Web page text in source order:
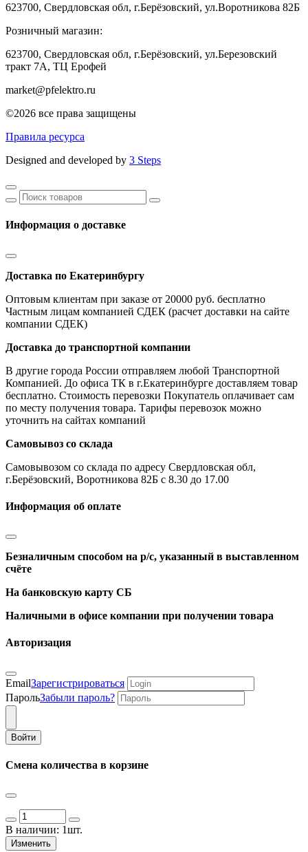
623700, Свердловская обл, г.Берёзовский, ул.Воротникова 82Б
Розничный магазин:
623700, Свердловская обл, г.Берёзовский, ул.Березовский
тракт 7А, ТЦ Ерофей
market@pfelektro.ru
©2026 все права защищены
Правила ресурса
Designed and developed by 3 Steps
Информация о доставке
Доставка по Екатеринбургу
Оптовым клиентам при заказе от 20000 руб. бесплатно
Частным лицам компанией СДЕК (расчет доставки на сайте
компании СДЕК)
Доставка до транспортной компании
В другие города России отправляем любой Транспортной
Компанией. До офиса ТК в г.Екатеринбурге доставляем товар
бесплатно. Стоимость перевозки Покупатель оплачивает сам
по месту получения товара. Тарифы перевозок можно
уточнить на сайтах компаний
Самовывоз со склада
Самовывозом со склада по адресу Свердловская обл,
г.Берёзовский, Воротникова 82Б с 8.30 до 17.00
Информация об оплате
Безналичным способом на р/с, указанный в выставленном
счёте
На банковскую карту СБ
Наличными в офисе компании при получении товара
Авторизация
EmailЗарегистрироваться
ПарольЗабыли пароль?
Войти
Смена количества в корзине
В наличии: 1шт.
Изменить